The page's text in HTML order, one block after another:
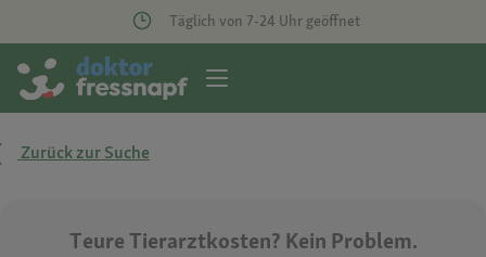
Täglich von 7-24 Uhr geöffnet
Zurück zur Suche
Teure Tierarztkosten? Kein Problem.